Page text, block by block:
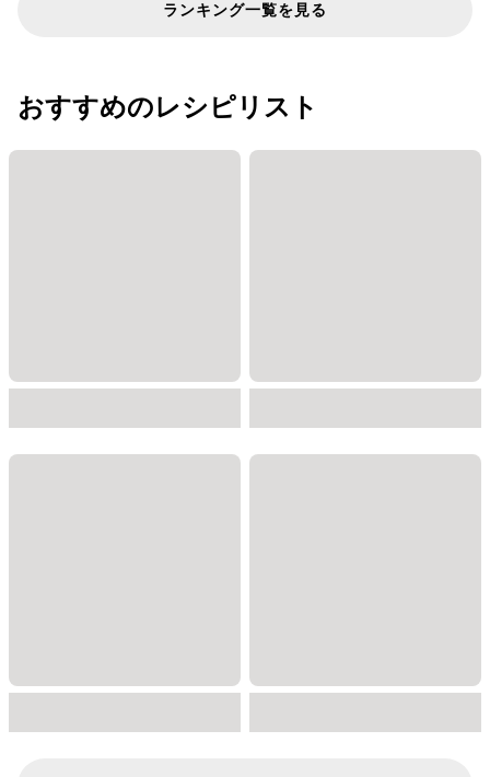
ランキング一覧を見る
おすすめのレシピリスト